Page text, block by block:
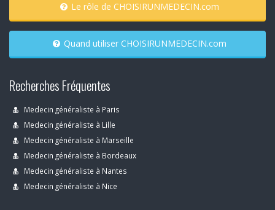
Le rôle de CHOISIRUNMEDECIN.com
Quand utiliser CHOISIRUNMEDECIN.com
Recherches Fréquentes
Medecin généraliste à Paris
Medecin généraliste à Lille
Medecin généraliste à Marseille
Medecin généraliste à Bordeaux
Medecin généraliste à Nantes
Medecin généraliste à Nice